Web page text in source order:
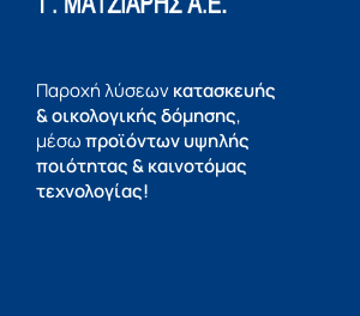
Παροχή λύσεωνκατασκευής
& οικολογικής δόμησης,
μέσωπροϊόντων υψηλής
ποιότητας & καινοτόμας
τεχνολογίας!